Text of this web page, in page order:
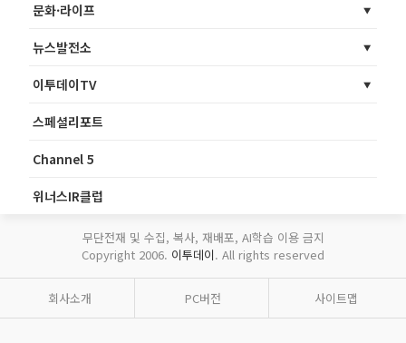
문화·라이프
뉴스발전소
이투데이TV
스페셜리포트
Channel 5
위너스IR클럽
무단전재 및 수집, 복사, 재배포, AI학습 이용 금지
Copyright 2006. 이투데이. All rights reserved
회사소개 PC버전 사이트맵